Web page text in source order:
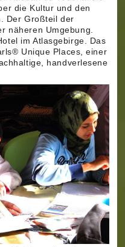
die Kultur und den
Der Großteil der
näheren Umgebung.
im Atlasgebirge. Das
Unique Places, einer
handverlesene